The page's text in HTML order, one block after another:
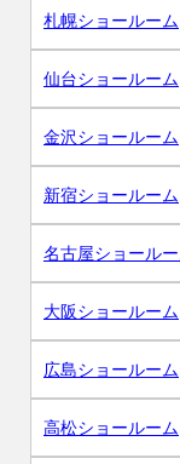
札幌ショールーム
仙台ショールーム
金沢ショールーム
新宿ショールーム
名古屋ショール
大阪ショールーム
広島ショールーム
高松ショールーム